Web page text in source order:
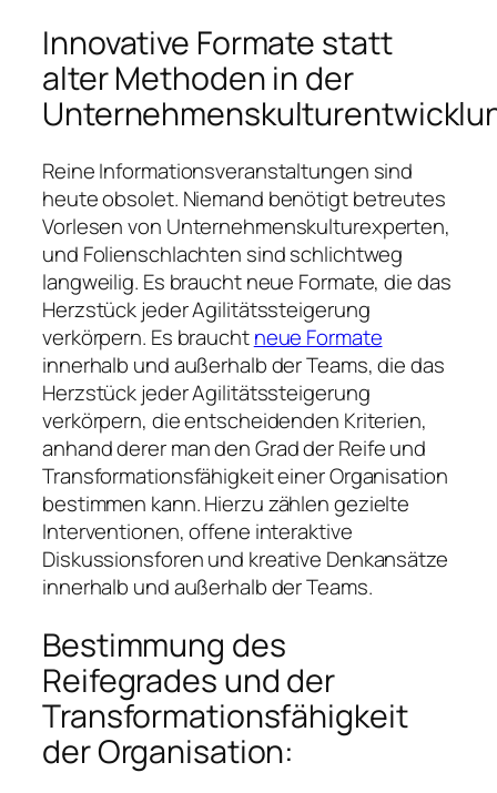
Innovative Formate statt
alter Methoden in der
Reine Informationsveranstaltungen sind
heute obsolet. Niemand benötigt betreutes
Vorlesen von Unternehmenskulturexperten,
und Folienschlachten sind schlichtweg
langweilig. Es braucht neue Formate, die das
Herzstück jeder Agilitätssteigerung
verkörpern. Es brauchtneue Formate
innerhalb und außerhalb der Teams, die das
Herzstück jeder Agilitätssteigerung
verkörpern, die entscheidenden Kriterien,
anhand derer man den Grad der Reife und
Transformationsfähigkeit einer Organisation
bestimmen kann. Hierzu zählen gezielte
Interventionen, offene interaktive
Diskussionsforen und kreative Denkansätze
innerhalb und außerhalb der Teams.
Bestimmung des
Reifegrades und der
Transformationsfähigkeit
der Organisation: